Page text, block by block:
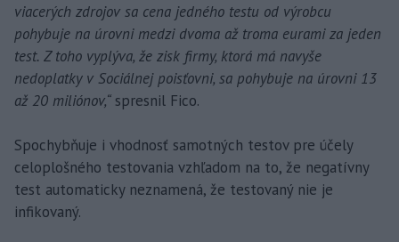
viacerých zdrojov sa cena jedného testu od výrobcu
pohybuje na úrovni medzi dvoma až troma eurami za jeden
test. Z toho vyplýva, že zisk firmy, ktorá má navyše
nedoplatky v Sociálnej poisťovni, sa pohybuje na úrovni 13
až 20 miliónov,“ spresnil Fico.
Spochybňuje i vhodnosť samotných testov pre účely
celoplošného testovania vzhľadom na to, že negatívny
test automaticky neznamená, že testovaný nie je
infikovaný.